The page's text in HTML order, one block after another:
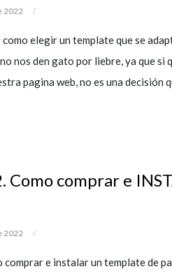
2022 /
elegir un template que se
nos den gato por liebre, ya que si
pagina web, no es una decisión
Como comprar e
2022 /
comprar e instalar un template de